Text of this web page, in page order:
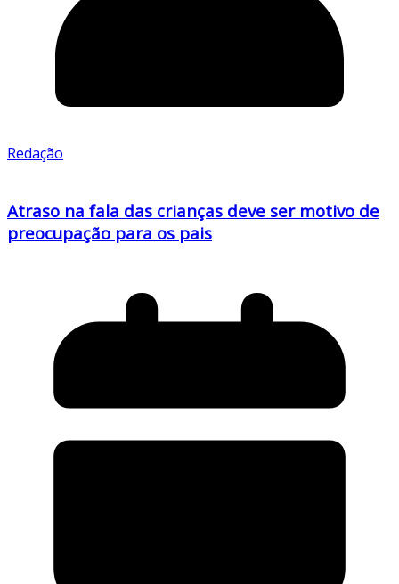
Redação
Atraso na fala das crianças deve ser motivo de
preocupação para os pais